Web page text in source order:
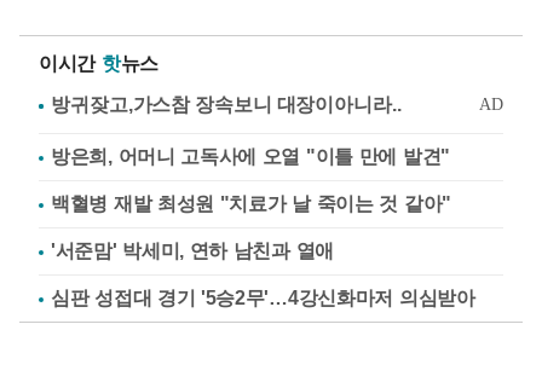
이시간 핫뉴스
방은희, 어머니 고독사에 오열 "이틀 만에 발견"
백혈병 재발 최성원 "치료가 날 죽이는 것 같아"
'서준맘' 박세미, 연하 남친과 열애
심판 성접대 경기 '5승2무'…4강신화마저 의심받아